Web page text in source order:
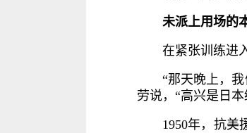
未派上用场的
在紧张训练进
“那天晚上，
劳说，“高兴是日
1950年，抗美